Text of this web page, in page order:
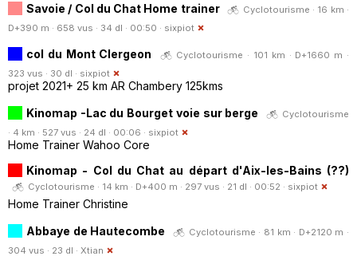
Savoie / Col du Chat Home trainer
Cyclotourisme · 16 km ·
D+390 m · 658 vus · 34 dl · 00:50 · sixpiot
col du Mont Clergeon
Cyclotourisme · 101 km · D+1660 m ·
323 vus · 30 dl · sixpiot
projet 2021+ 25 km AR Chambery 125kms
Kinomap -Lac du Bourget voie sur berge
Cyclotourisme
· 4 km · 527 vus · 24 dl · 00:06 · sixpiot
Home Trainer Wahoo Core
Kinomap - Col du Chat au départ d'Aix-les-Bains (??)
Cyclotourisme · 14 km · D+400 m · 297 vus · 21 dl · 00:52 · sixpiot
Home Trainer Christine
Abbaye de Hautecombe
Cyclotourisme · 81 km · D+2120 m ·
304 vus · 23 dl · Xtian